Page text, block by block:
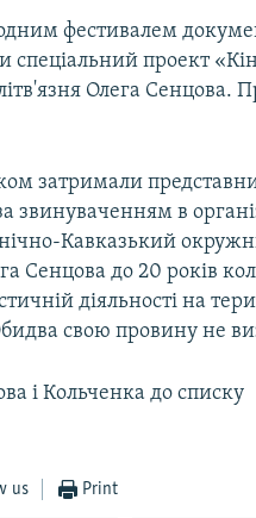
фестивалем
спеціальний проект
Олега Сенцова.
затримали
звинуваченням в
Кавказький
Сенцова до 20 років
діяльності на
свою провину не
і Кольченка до списку
us Print